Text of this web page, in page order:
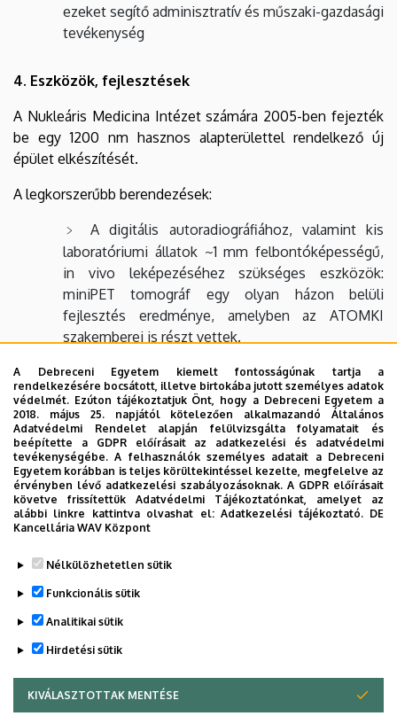
A Debreceni Egyetem kiemelt fontosságúnak tartja a
rendelkezésére bocsátott, illetve birtokába jutott személyes adatok
védelmét. Ezúton tájékoztatjuk Önt, hogy a Debreceni Egyetem a
2018. május 25. napjától kötelezően alkalmazandó Általános
Adatvédelmi Rendelet alapján felülvizsgálta folyamatait és
beépítette a GDPR előírásait az adatkezelési és adatvédelmi
tevékenységébe. A felhasználók személyes adatait a Debreceni
Egyetem korábban is teljes körültekintéssel kezelte, megfelelve az
érvényben lévő adatkezelési szabályozásoknak. A GDPR előírásait
követve frissítettük Adatvédelmi Tájékoztatónkat, amelyet az
alábbi linkre kattintva olvashat el:Adatkezelési tájékoztató. DE
Kancellária WAV Központ
Nélkülözhetetlen sütik
Funkcionális sütik
Analitikai sütik
Hirdetési sütik
KIVÁLASZTOTTAK MENTÉSE
WITHDRAW CONSENT
ezeket segítő adminisztratív és műszaki-gazdasági
tevékenység
4. Eszközök, fejlesztések
A Nukleáris Medicina Intézet számára 2005-ben fejezték
be egy 1200 nm hasznos alapterülettel rendelkező új
épület elkészítését.
A legkorszerűbb berendezések:
A digitális autoradiográfiához, valamint kis
laboratóriumi állatok ~1 mm felbontóképességű,
in vivo leképezéséhez szükséges eszközök:
miniPET tomográf egy olyan házon belüli
fejlesztés eredménye, amelyben az ATOMKI
szakemberei is részt vettek.
Leica CM3600 fagyasztva metsző, amely nagy
felületű metszetek készítésére szolgál,
a 2006-ban kiszervezett betegvizsgálatokat
jelenleg egy Gemini TOF scannerrel végzik.
Dr. Berényi Ervin,
klinikaigazgató, egyetemi tanár
Legutóbb frissítve: 2023. 07. 26. 15:11